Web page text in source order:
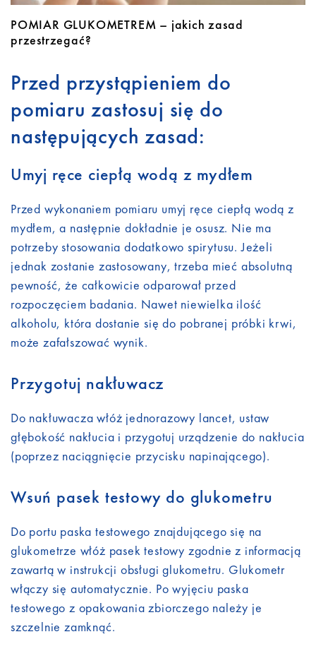
POMIAR GLUKOMETREM – jakich zasad
przestrzegać?
Przed przystąpieniem do
pomiaru zastosuj się do
następujących zasad:
Umyj ręce ciepłą wodą z mydłem
Przed wykonaniem pomiaru umyj ręce ciepłą wodą z
mydłem, a następnie dokładnie je osusz. Nie ma
potrzeby stosowania dodatkowo spirytusu. Jeżeli
jednak zostanie zastosowany, trzeba mieć absolutną
pewność, że całkowicie odparował przed
rozpoczęciem badania. Nawet niewielka ilość
alkoholu, która dostanie się do pobranej próbki krwi,
może zafałszować wynik.
Przygotuj nakłuwacz
Do nakłuwacza włóż jednorazowy lancet, ustaw
głębokość nakłucia i przygotuj urządzenie do nakłucia
(poprzez naciągnięcie przycisku napinającego).
Wsuń pasek testowy do glukometru
Do portu paska testowego znajdującego się na
glukometrze włóż pasek testowy zgodnie z informacją
zawartą w instrukcji obsługi glukometru. Glukometr
włączy się automatycznie. Po wyjęciu paska
testowego z opakowania zbiorczego należy je
szczelnie zamknąć.